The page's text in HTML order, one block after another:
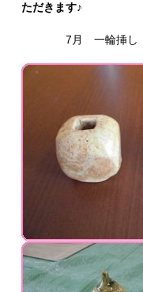
ただきます♪
7月 一輪挿し